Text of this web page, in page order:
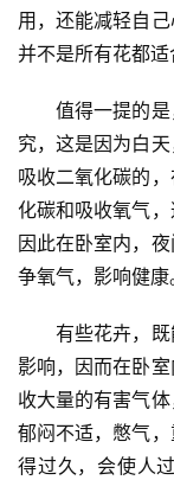
用，还能减轻自
并不是所有花都适
值得一提的是
究，这是因为白
吸收二氧化碳的
化碳和吸收氧气，
因此在卧室内，
争氧气，影响健康
有些花卉，既
影响，因而在卧
收大量的有害气
郁闷不适，憋气
得过久，会使人